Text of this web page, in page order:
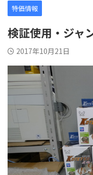
特価情報
検証使用・ジャ
2017年10月21日